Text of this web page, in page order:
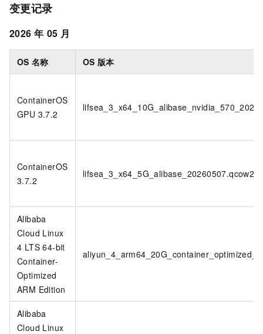
变更记录
2026 年 05 月
OS 名称 OS 版本
ContainerOS
GPU 3.7.2
ContainerOS
3.7.2
lifsea_3_x64_5G_alibase_20260507.qcow2
Alibaba
Cloud Linux
4 LTS 64-bit
Container-
Optimized
ARM Edition
Alibaba
Cloud Linux